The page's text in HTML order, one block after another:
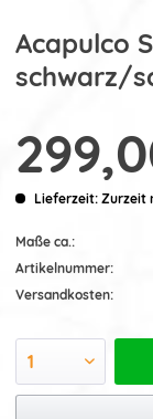
Acapulco
schwarz/
Lieferzeit: Zurzeit
Maße ca.:
Artikelnummer:
Versandkosten: